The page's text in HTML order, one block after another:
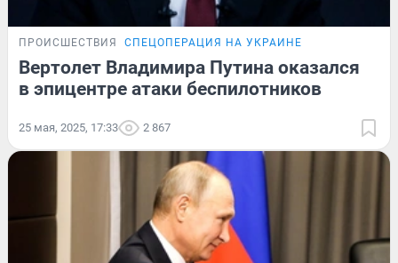
ПРОИСШЕСТВИЯ СПЕЦОПЕРАЦИЯ НА УКРАИНЕ
Вертолет Владимира Путина оказался
в эпицентре атаки беспилотников
25 мая, 2025, 17:33 2 867